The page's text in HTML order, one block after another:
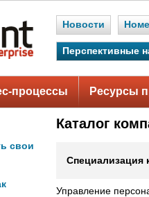
Новости
Перспективные
процессы Ресурсы
свои
Каталог
Специализация
Управление